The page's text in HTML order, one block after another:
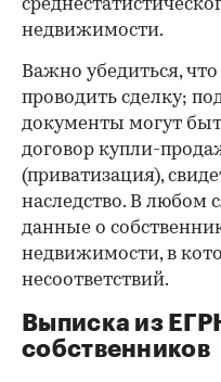
недвижимости.
Важно убедиться,
проводить сделку;
документы могут
договор купли-
(приватизация),
наследство. В любом
данные о
недвижимости, в
несоответствий.
Выписка из
собственников